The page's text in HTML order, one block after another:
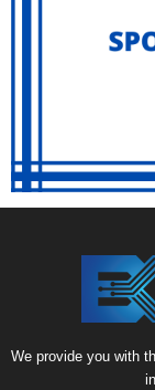
We provide you with